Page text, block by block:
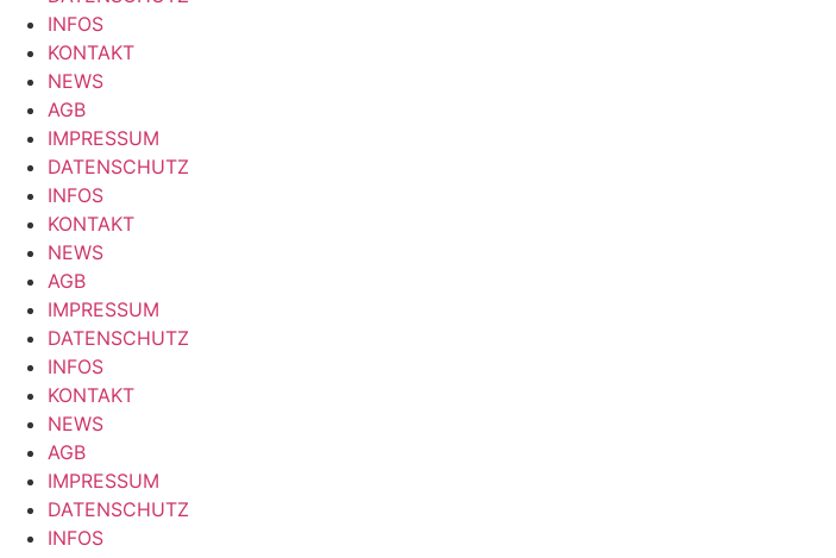
INFOS
KONTAKT
NEWS
AGB
IMPRESSUM
DATENSCHUTZ
INFOS
KONTAKT
NEWS
AGB
IMPRESSUM
DATENSCHUTZ
INFOS
KONTAKT
NEWS
AGB
IMPRESSUM
DATENSCHUTZ
INFOS